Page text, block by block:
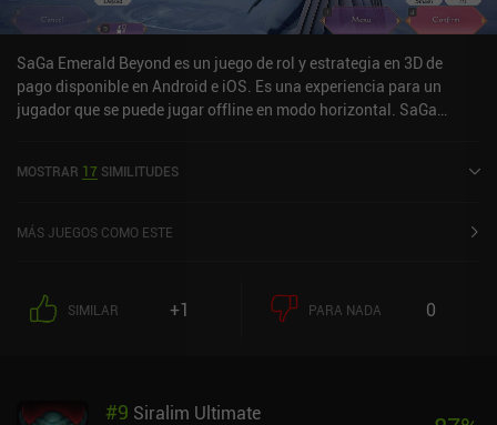
SaGa Emerald Beyond es un juego de rol y estrategia en 3D de
pago disponible en Android e iOS. Es una experiencia para un
jugador que se puede jugar offline en modo horizontal. SaGa
Store de iOS.
MOSTRAR 17 SIMILITUDES
MÁS JUEGOS COMO ESTE
SIMILAR +1 PARA NADA 0
#9 Siralim Ultimate